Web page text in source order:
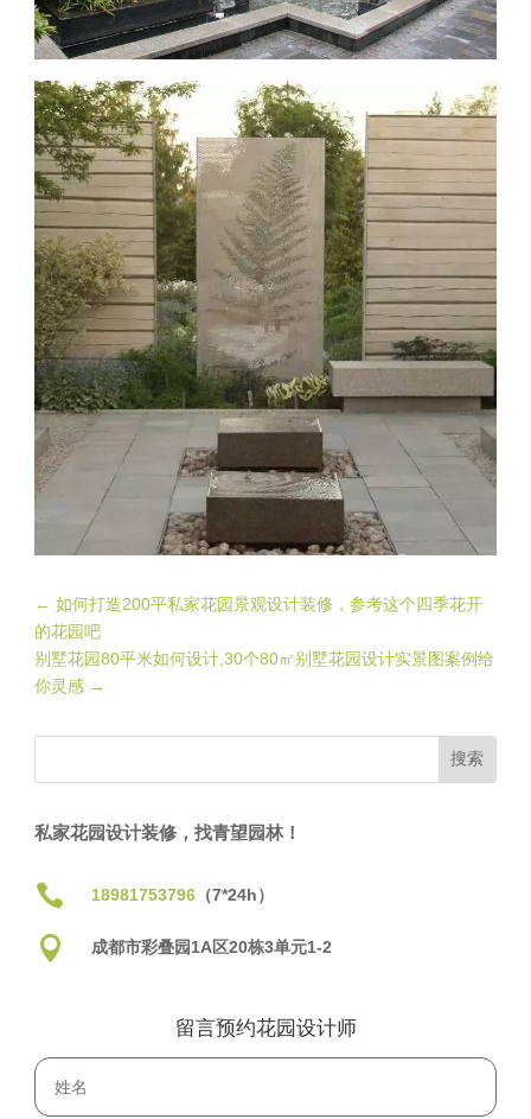
←如何打造200平私家花园景观设计装修，参考这个四季花开
的花园吧
别墅花园80平米如何设计,30个80㎡别墅花园设计实景图案例给
你灵感 →
私家花园设计装修，找青望园林！
 18981753796（7*24h）
 成都市彩叠园1A区20栋3单元1-2
留言预约花园设计师